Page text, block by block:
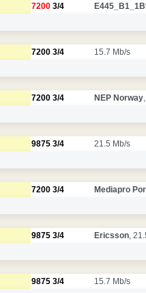
7200 3/4
7200 3/4 15.7 Mb/s
7200 3/4 NEP Norway
9875 3/4 21.5 Mb/s
7200 3/4 Mediapro
9875 3/4 Ericsson ,
9875 3/4 15.7 Mb/s